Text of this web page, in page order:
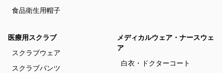
食品衛生用帽子
医療用スクラブ
スクラブウェア
スクラブパンツ
メディカルウェア・ナースウェ
ア
白衣・ドクターコート